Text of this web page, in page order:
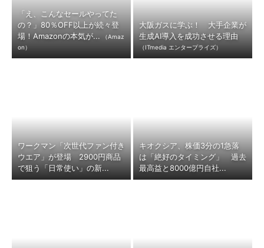
「え、こんなセールやってた
の？」80％OFF以上が続々登
場！Amazonの本気が...
（Amaz
on）
大阪ガスに学ぶ！ 大手企業が
生成AI導入を成功させる理由
（ITmedia エンタープライズ）
ワークマン「次世代ファン付き
ウエア」が登場 2900円商品
で狙う「日常使い」の新...
キオクシア、株価3分の1急落
は「絶好のタイミング」 過去
最高益と8000億円自社...